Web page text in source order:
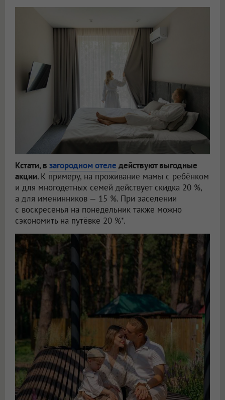
Кстати, в загородном отеле действуют выгодные
акции. К примеру, на проживание мамы с ребёнком
и для многодетных семей действует скидка 20 %,
а для именинников — 15 %. При заселении
с воскресенья на понедельник также можно
сэкономить на путёвке 20 %*.